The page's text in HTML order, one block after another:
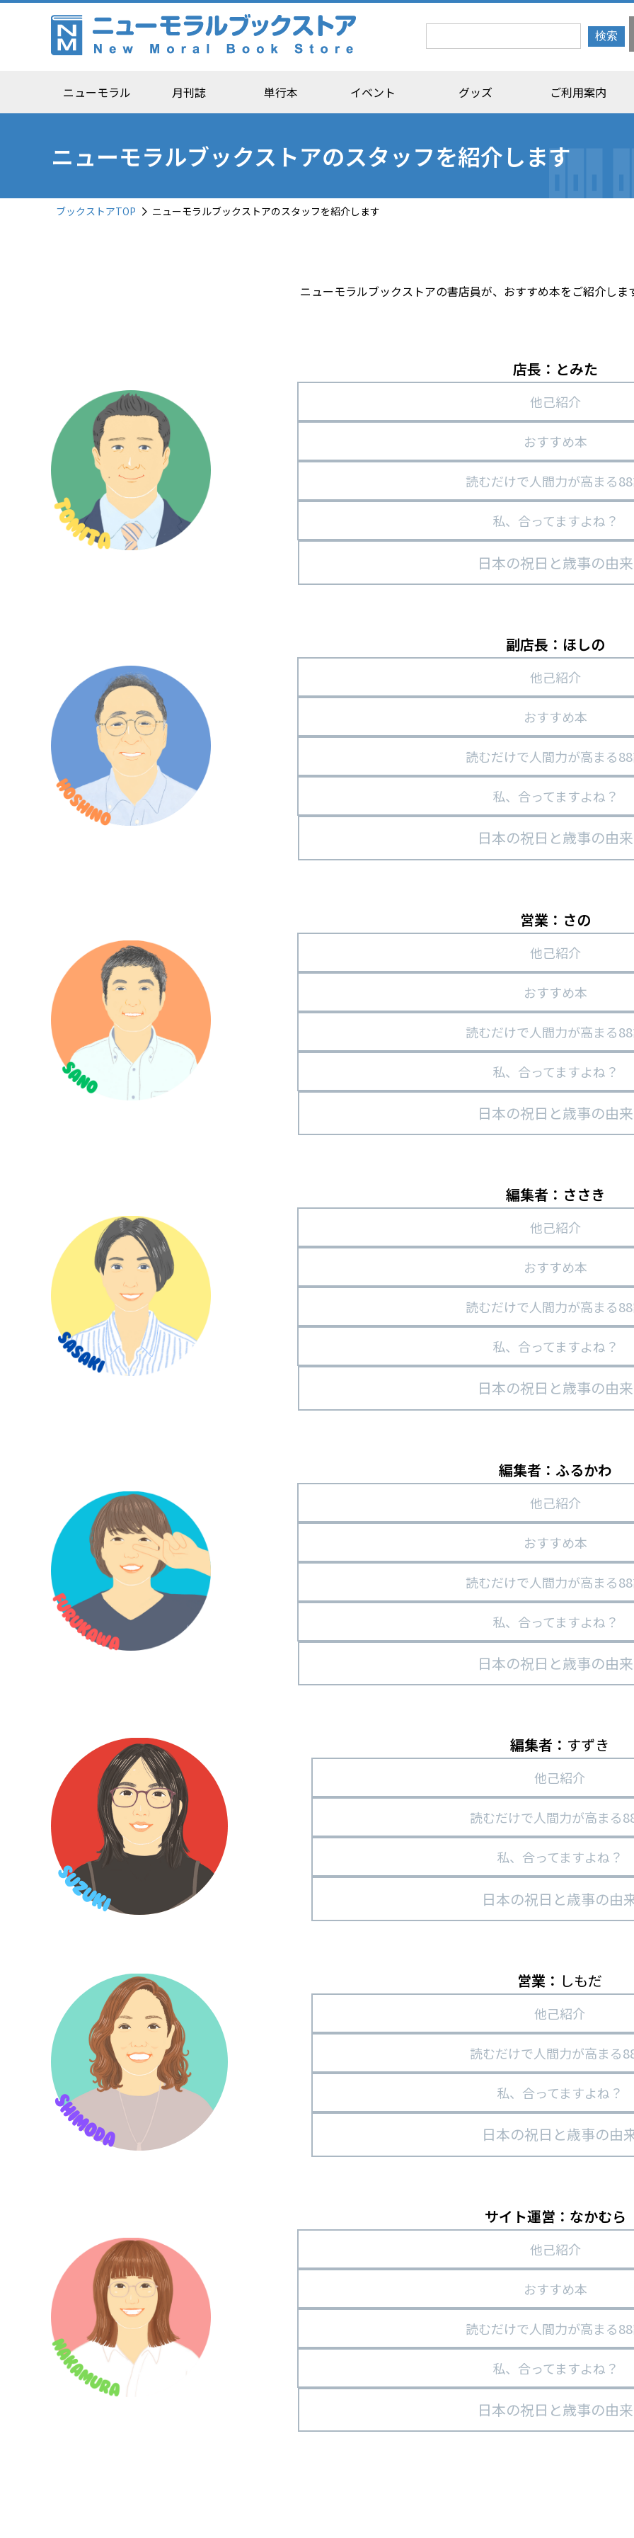
ニューモラル 月刊誌 単行本 イベント グッズ ご利用案内
ニューモラルブックストアのスタッフを紹介します
ブックストアTOP ニューモラルブックストアのスタッフを紹介します
ニューモラルブックストアの書店員が、おすすめ本をご紹介しま
店長：とみた
他己紹介
おすすめ本
読むだけで人間力が高まる
私、合ってますよね？
日本の祝日と歳事の由来
副店長：ほしの
他己紹介
おすすめ本
読むだけで人間力が高まる
私、合ってますよね？
日本の祝日と歳事の由来
営業：さの
他己紹介
おすすめ本
読むだけで人間力が高まる
私、合ってますよね？
日本の祝日と歳事の由来
編集者：ささき
他己紹介
おすすめ本
読むだけで人間力が高まる
私、合ってますよね？
日本の祝日と歳事の由来
編集者：ふるかわ
他己紹介
おすすめ本
読むだけで人間力が高まる
私、合ってますよね？
日本の祝日と歳事の由来
編集者： すずき
他己紹介
読むだけで人間力が高まる
私、合ってますよね？
日本の祝日と歳事の由
営業： しもだ
他己紹介
読むだけで人間力が高まる
私、合ってますよね？
日本の祝日と歳事の由
サイト運営：なかむら
他己紹介
おすすめ本
読むだけで人間力が高まる
私、合ってますよね？
日本の祝日と歳事の由来